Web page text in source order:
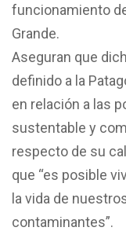
funcionamiento
Grande.
Aseguran que
definido a la
en relación a las
sustentable y
respecto de su
que “es posible
la vida de
contaminantes”.